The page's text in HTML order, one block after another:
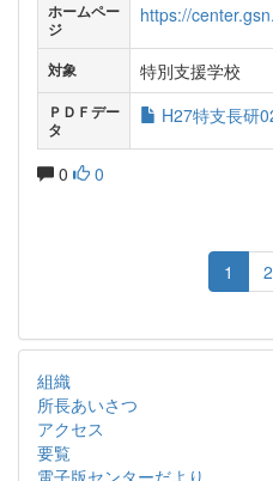
ホームペー
ジ
https://
対象 特別支援学校
ＰＤＦデー
タ
H27特支長研
0 0
1 2
組織
所長あいさつ
アクセス
要覧
電子版センターだより